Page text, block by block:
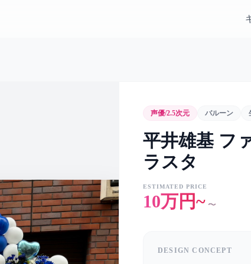
声優/2.5次元 バルーン
平井雄基 フ
ラスタ
ESTIMATED PRICE
10万円~ 〜
DESIGN CONCEPT